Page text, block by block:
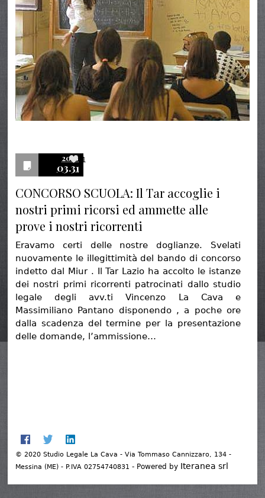
2016
03.31
1
CONCORSO SCUOLA: Il Tar accoglie i
nostri primi ricorsi ed ammette alle
prove i nostri ricorrenti
Eravamo certi delle nostre doglianze. Svelati
nuovamente le illegittimità del bando di concorso
indetto dal Miur . Il Tar Lazio ha accolto le istanze
dei nostri primi ricorrenti patrocinati dallo studio
legale degli avv.ti Vincenzo La Cava e
Massimiliano Pantano disponendo , a poche ore
dalla scadenza del termine per la presentazione
delle domande, l’ammissione…
© 2020 Studio Legale La Cava - Via Tommaso Cannizzaro, 134 -
Messina (ME) - P.IVA 02754740831 - Powered by Iteranea srl